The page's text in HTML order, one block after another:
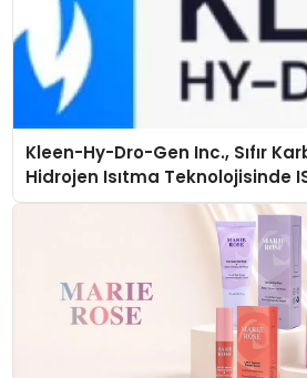
Kleen-Hy-Dro-Gen Inc., Sıfır
Hidrojen Isıtma Teknolojisinde
Düzenleyici Onaylarını Aldı